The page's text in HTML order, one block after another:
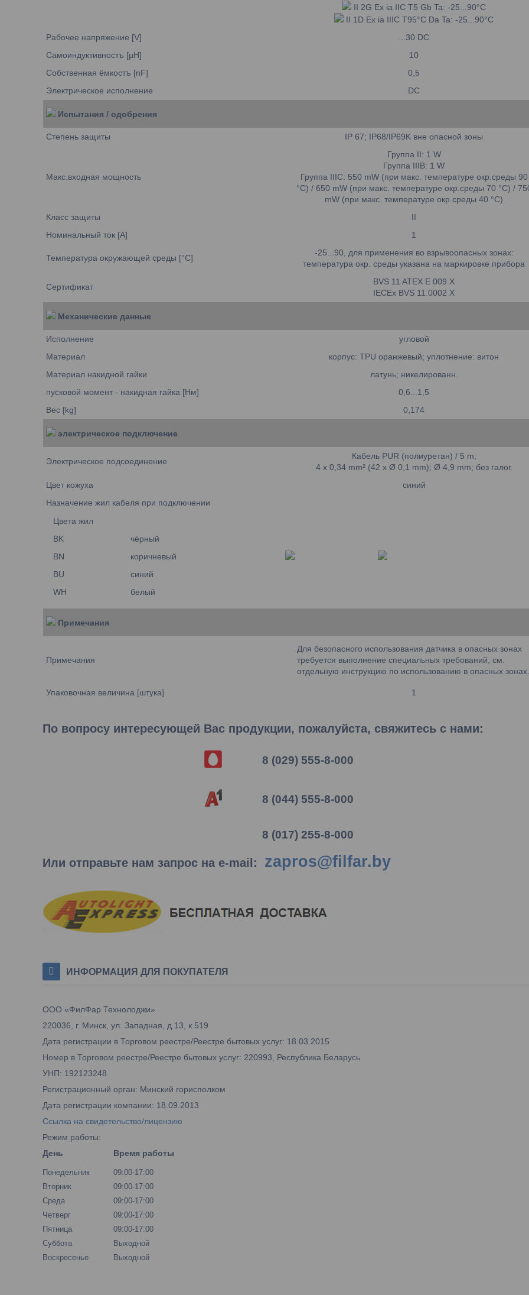
II 2G Ex ia IIC T5 Gb Ta: -25...90°C
II 1D Ex ia IIIC T95°C Da Ta: -25...90°C
Рабочее напряжение [V]
...30 DC
Самоиндуктивностъ [µH]
10
Собственная ёмкостъ [nF]
0,5
Электрическое исполнение
DC
Испытания / одобрения
Степень защиты IP 67; IP68/IP69K вне опасной зоны
Макс.входная мощность
Группа II: 1 W
Группа IIIB: 1 W
Группа IIIC: 550 mW (при макс. температуре окр.среды 90
°C) / 650 mW (при макс. температуре окр.среды 70 °C) /
mW (при макс. температуре окр.среды 40 °C)
Класс защиты
II
Номинальный ток [A]
1
Температура окружающей среды [°C]
-25...90, для применения во взрывоопасных зонах:
температура окр. среды указана на маркировке прибора
Сертификат
BVS 11 ATEX E 009 X
IECEx BVS 11.0002 X
Механические данные
Исполнение
угловой
Материал
корпус: TPU оранжевый; уплотнение: витон
Материал накидной гайки
латунь; никелированн.
пусковой момент - накидная гайка [Нм]
0,6...1,5
Вес [kg]
0,174
электрическое подключение
Электрическое подсоединение
Кабель PUR (полиуретан) / 5 m;
4 x 0,34 mm² (42 x Ø 0,1 mm); Ø 4,9 mm; без галог.
Цвет кожуха
синий
Назначение жил кабеля при подключении
Цвета жил
BK
чёрный
BN
коричневый
BU
синий
WH
белый
Примечания
Примечания
Для безопасного использования датчика в опасных зонах
требуется выполнение специальных требований, см.
отдельную инструкцию по использованию в опасных зонах.
Упаковочная величина [штука] 1
По вопросу интересующей Вас продукции, пожалуйста, свяжитесь с нами:
8 (029) 555-8-000
8 (044) 555-8-000
8 (017) 255-8-000
Или отправьте нам запрос на e-mail: zapros@filfar.by
ИНФОРМАЦИЯ ДЛЯ ПОКУПАТЕЛЯ
ООО «ФилФар Технолоджи»
220036, г. Минск, ул. Западная, д.13, к.519
Дата регистрации в Торговом реестре/Реестре бытовых услуг: 18.03.2015
Номер в Торговом реестре/Реестре бытовых услуг: 220993, Республика Беларусь
УНП: 192123248
Регистрационный орган: Минский горисполком
Дата регистрации компании: 18.09.2013
Ссылка на свидетельство/лицензию
Режим работы:
День
Время работы
Понедельник
09:00-17:00
Вторник
09:00-17:00
Среда
09:00-17:00
Четверг
09:00-17:00
Пятница
09:00-17:00
Суббота
Выходной
Воскресенье
Выходной